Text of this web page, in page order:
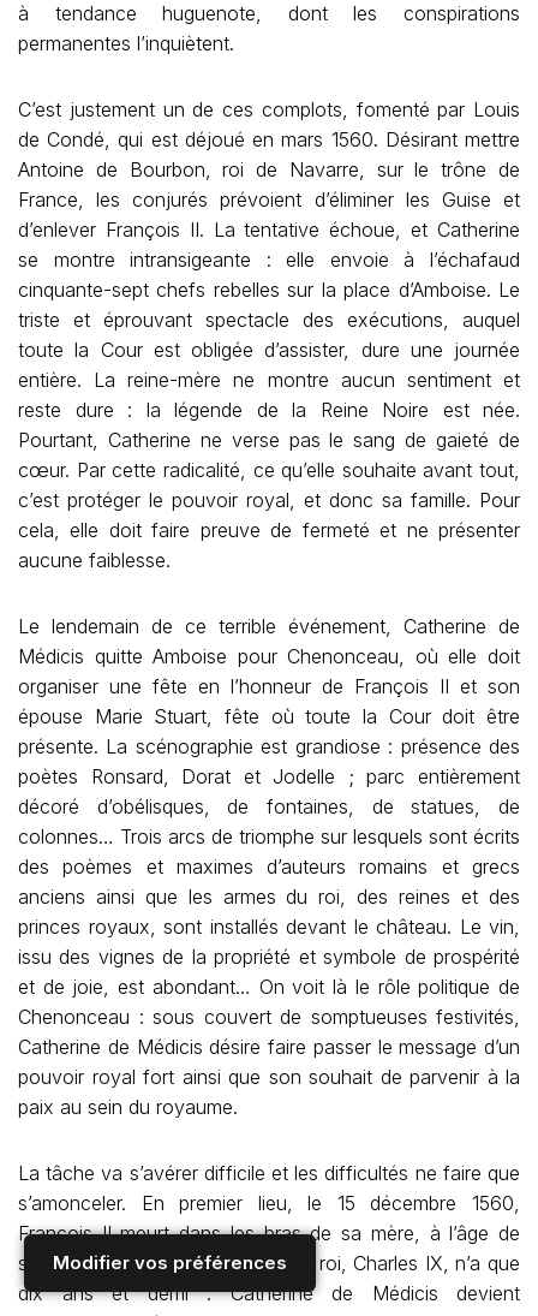
Modifier vos préférences
à tendance huguenote, dont les conspirations
permanentes l’inquiètent.
C’est justement un de ces complots, fomenté par Louis
de Condé, qui est déjoué en mars 1560. Désirant mettre
Antoine de Bourbon, roi de Navarre, sur le trône de
France, les conjurés prévoient d’éliminer les Guise et
d’enlever François II. La tentative échoue, et Catherine
se montre intransigeante : elle envoie à l’échafaud
cinquante-sept chefs rebelles sur la place d’Amboise. Le
triste et éprouvant spectacle des exécutions, auquel
toute la Cour est obligée d’assister, dure une journée
entière. La reine-mère ne montre aucun sentiment et
reste dure : la légende de la Reine Noire est née.
Pourtant, Catherine ne verse pas le sang de gaieté de
cœur. Par cette radicalité, ce qu’elle souhaite avant tout,
c’est protéger le pouvoir royal, et donc sa famille. Pour
cela, elle doit faire preuve de fermeté et ne présenter
aucune faiblesse.
Le lendemain de ce terrible événement, Catherine de
Médicis quitte Amboise pour Chenonceau, où elle doit
organiser une fête en l’honneur de François II et son
épouse Marie Stuart, fête où toute la Cour doit être
présente. La scénographie est grandiose : présence des
poètes Ronsard, Dorat et Jodelle ; parc entièrement
décoré d’obélisques, de fontaines, de statues, de
colonnes… Trois arcs de triomphe sur lesquels sont écrits
des poèmes et maximes d’auteurs romains et grecs
anciens ainsi que les armes du roi, des reines et des
princes royaux, sont installés devant le château. Le vin,
issu des vignes de la propriété et symbole de prospérité
et de joie, est abondant… On voit là le rôle politique de
Chenonceau : sous couvert de somptueuses festivités,
Catherine de Médicis désire faire passer le message d’un
pouvoir royal fort ainsi que son souhait de parvenir à la
paix au sein du royaume.
La tâche va s’avérer difficile et les difficultés ne faire que
s’amonceler. En premier lieu, le 15 décembre 1560,
François II meurt dans les bras de sa mère, à l’âge de
seize ans seulement. Le nouveau roi, Charles IX, n’a que
dix ans et demi : Catherine de Médicis devient